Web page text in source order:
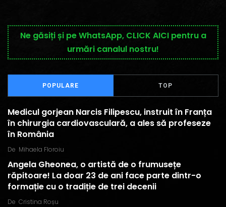
Ne găsiți și pe WhatsApp, CLICK AICI pentru a
urmări canalul nostru!
POPULARE TOP
Medicul gorjean Narcis Filipescu, instruit în Franța
în chirurgia cardiovasculară, a ales să profeseze
în România
De Mihaela Floroiu
Angela Gheonea, o artistă de o frumusețe
răpitoare! La doar 23 de ani face parte dintr-o
formație cu o tradiție de trei decenii
De Cristina Roșu